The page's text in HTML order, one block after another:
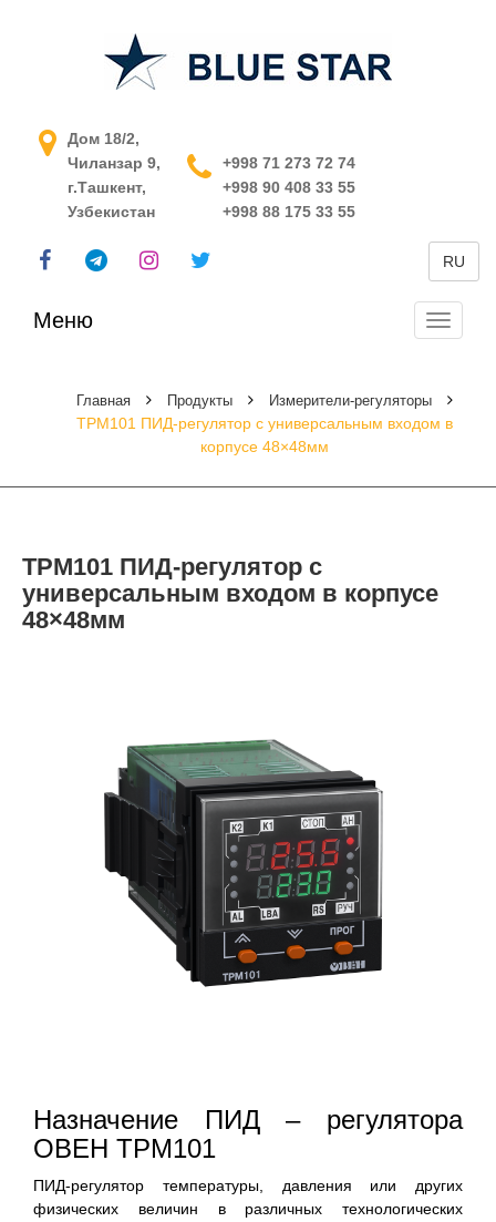
АСУ ТП в Узбекистане
Дом 18/2,
Чиланзар 9,
г.Ташкент,
Узбекистан
+998 71 273 72 74
+998 90 408 33 55
+998 88 175 33 55
RU
Меню
Главная Продукты Измерители-регуляторы
ТРМ101 ПИД-регулятор с универсальным входом в
корпусе 48×48мм
ТРМ101 ПИД-регулятор с
универсальным входом в корпусе
48×48мм
Назначение ПИД – регулятора
ОВЕН ТРМ101
ПИД-регулятор температуры, давления или других
физических величин в различных технологических